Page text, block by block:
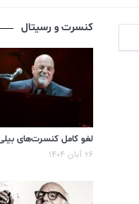
کنسرت و رسیتال
لغو کامل کنسرت‌های
۲۶ آبان ۱۴۰۴